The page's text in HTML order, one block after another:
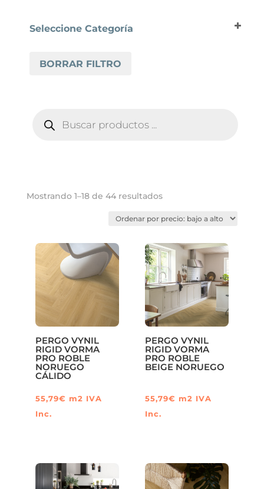
Seleccione Categoría
PERGO VINYL
BORRAR FILTRO
PRODUCTOS
Mostrando 1–18 de 44 resultadosOrdenado
precio:
a
alto
PERGO VYNIL
RIGID VORMA
PRO ROBLE
NORUEGO
CÁLIDO
55,79€ m2 IVA
Inc.
PERGO VYNIL
RIGID VORMA
PRO ROBLE
BEIGE NORUEGO
55,79€ m2 IVA
Inc.